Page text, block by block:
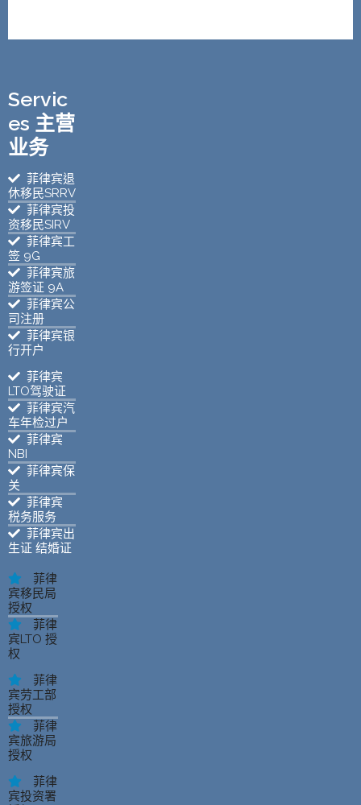
Servic
es 主营
业务
菲律宾退
休移民SRRV
菲律宾投
资移民SIRV
菲律宾工
签 9G
菲律宾旅
游签证 9A
菲律宾公
司注册
菲律宾银
行开户
菲律宾
LTO驾驶证
菲律宾汽
车年检过户
菲律宾
NBI
菲律宾保
关
菲律宾
税务服务
菲律宾出
生证 结婚证
菲律
宾移民局
授权
菲律
宾LTO 授
权
菲律
宾劳工部
授权
菲律
宾旅游局
授权
菲律
宾投资署